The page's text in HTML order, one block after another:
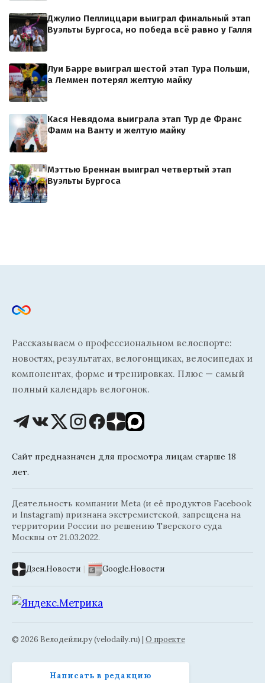
Джулио Пеллиццари выиграл финальный этап
Вуэльты Бургоса, но победа всё равно у Галля
Луи Барре выиграл шестой этап Тура Польши,
а Леммен потерял желтую майку
Кася Невядома выиграла этап Тур де Франс
Фамм на Ванту и желтую майку
Мэттью Бреннан выиграл четвертый этап
Вуэльты Бургоса
Рассказываем о профессиональном велоспорте:
новостях, результатах, велогонщиках, велосипедах и
компонентах, форме и тренировках. Плюс — самый
полный календарь велогонок.
Сайт предназначен для просмотра лицам старше 18
лет.
Деятельность компании Meta (и её продуктов Facebook
и Instagram) признана экстремистской, запрещена на
территории России по решению Тверского суда
Москвы от 21.03.2022.
Дзен.Новости Google.Новости
© 2026 Велодейли.ру (velodaily.ru) | О проекте
Написать в редакцию